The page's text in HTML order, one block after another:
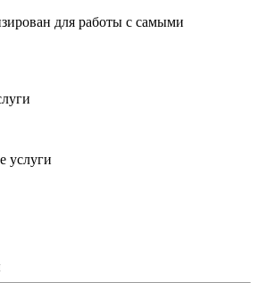
для работы с самыми
услуги